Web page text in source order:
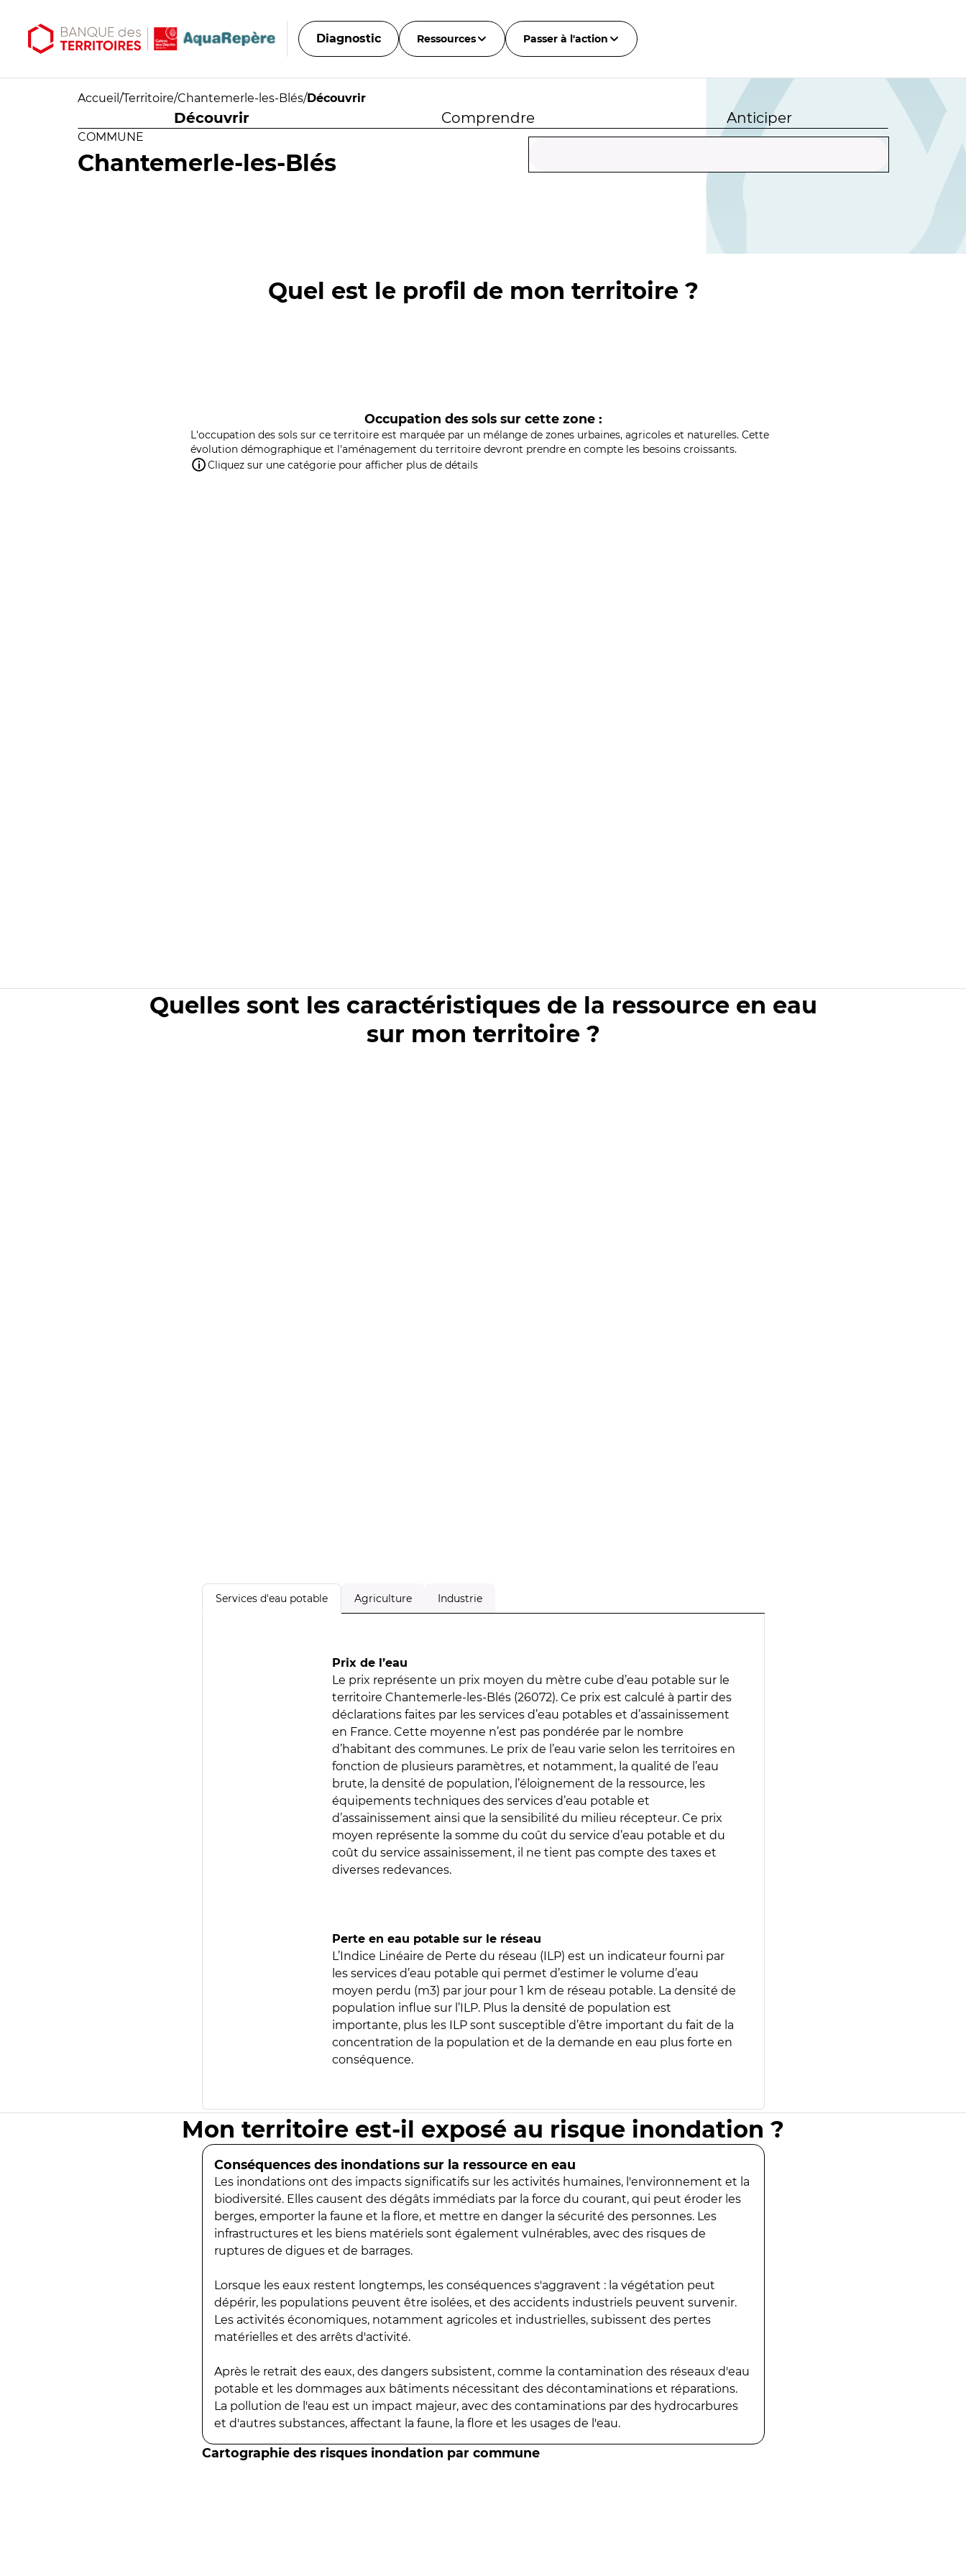
Diagnostic Ressources Passer à l'action
Accueil /Territoire/Chantemerle-les-Blés/Découvrir
Découvrir Comprendre Anticiper
COMMUNE
Chantemerle-les-Blés
Quel est le profil de mon territoire ?
Occupation des sols sur cette zone :
L'occupation des sols sur ce territoire est marquée par un mélange de zones urbaines, agricoles et naturelles. Cette
évolution démographique et l'aménagement du territoire devront prendre en compte les besoins croissants.
Cliquez sur une catégorie pour afficher plus de détails
Quelles sont les caractéristiques de la ressource en eau
sur mon territoire ?
Services d'eau potable Agriculture Industrie
Prix de l’eau
Le prix représente un prix moyen du mètre cube d’eau potable sur le
territoire Chantemerle-les-Blés (26072). Ce prix est calculé à partir des
déclarations faites par les services d’eau potables et d’assainissement
en France. Cette moyenne n’est pas pondérée par le nombre
d’habitant des communes. Le prix de l’eau varie selon les territoires en
fonction de plusieurs paramètres, et notamment, la qualité de l’eau
brute, la densité de population, l’éloignement de la ressource, les
équipements techniques des services d’eau potable et
d’assainissement ainsi que la sensibilité du milieu récepteur. Ce prix
moyen représente la somme du coût du service d’eau potable et du
coût du service assainissement, il ne tient pas compte des taxes et
diverses redevances.
Perte en eau potable sur le réseau
L’Indice Linéaire de Perte du réseau (ILP) est un indicateur fourni par
les services d’eau potable qui permet d’estimer le volume d’eau
moyen perdu (m3) par jour pour 1 km de réseau potable. La densité de
population influe sur l’ILP. Plus la densité de population est
importante, plus les ILP sont susceptible d’être important du fait de la
concentration de la population et de la demande en eau plus forte en
conséquence.
Mon territoire est-il exposé au risque inondation ?
Conséquences des inondations sur la ressource en eau
Les inondations ont des impacts significatifs sur les activités humaines, l'environnement et la
biodiversité. Elles causent des dégâts immédiats par la force du courant, qui peut éroder les
berges, emporter la faune et la flore, et mettre en danger la sécurité des personnes. Les
infrastructures et les biens matériels sont également vulnérables, avec des risques de
ruptures de digues et de barrages.
Lorsque les eaux restent longtemps, les conséquences s'aggravent : la végétation peut
dépérir, les populations peuvent être isolées, et des accidents industriels peuvent survenir.
Les activités économiques, notamment agricoles et industrielles, subissent des pertes
matérielles et des arrêts d'activité.
Après le retrait des eaux, des dangers subsistent, comme la contamination des réseaux d'eau
potable et les dommages aux bâtiments nécessitant des décontaminations et réparations.
La pollution de l'eau est un impact majeur, avec des contaminations par des hydrocarbures
et d'autres substances, affectant la faune, la flore et les usages de l'eau.
Cartographie des risques inondation par commune